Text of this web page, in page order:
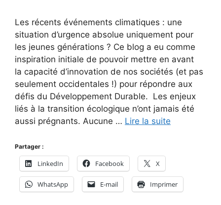
Les récents événements climatiques : une
situation d’urgence absolue uniquement pour
les jeunes générations ? Ce blog a eu comme
inspiration initiale de pouvoir mettre en avant
la capacité d’innovation de nos sociétés (et pas
seulement occidentales !) pour répondre aux
défis du Développement Durable. Les enjeux
liés à la transition écologique n’ont jamais été
aussi prégnants. Aucune … Lire la suite
Partager :
LinkedIn Facebook X
WhatsApp E-mail Imprimer